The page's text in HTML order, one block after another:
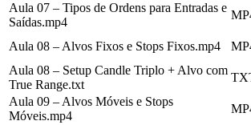
Aula 07 – Tipos de Ordens para Entradas e
Saídas.mp4
Aula 08 – Alvos Fixos e Stops Fixos.mp4
Aula 08 – Setup Candle Triplo + Alvo com
True Range.txt
Aula 09 – Alvos Móveis e Stops
Móveis.mp4